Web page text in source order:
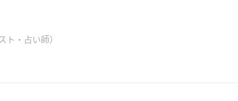
・占い師）